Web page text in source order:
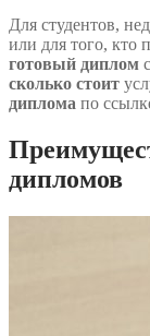
Для студентов,
или для того, кто
готовый диплом
сколько стоит
диплома по
дипломов